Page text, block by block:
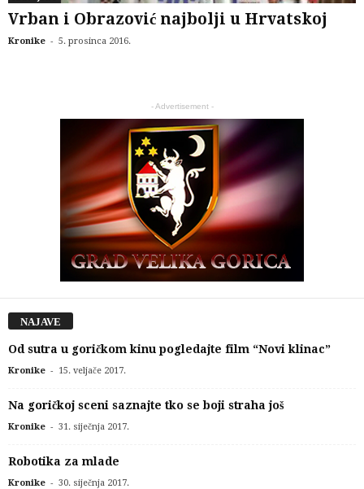
Vrban i Obrazović najbolji u Hrvatskoj
Kronike - 5. prosinca 2016.
- Advertisement -
NAJAVE
Od sutra u goričkom kinu pogledajte film “Novi klinac”
Kronike - 15. veljače 2017.
Na goričkoj sceni saznajte tko se boji straha još
Kronike - 31. siječnja 2017.
Robotika za mlade
Kronike - 30. siječnja 2017.